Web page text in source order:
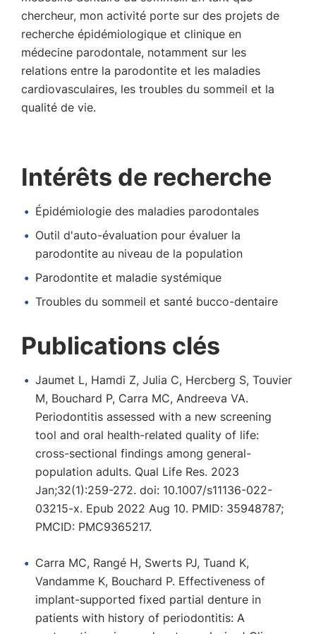
chercheur, mon activité porte sur des projets de
recherche épidémiologique et clinique en
médecine parodontale, notamment sur les
relations entre la parodontite et les maladies
cardiovasculaires, les troubles du sommeil et la
qualité de vie.
Intérêts de recherche
Épidémiologie des maladies parodontales
Outil d'auto-évaluation pour évaluer la
parodontite au niveau de la population
Parodontite et maladie systémique
Troubles du sommeil et santé bucco-dentaire
Publications clés
Jaumet L, Hamdi Z, Julia C, Hercberg S, Touvier
M, Bouchard P, Carra MC, Andreeva VA.
Periodontitis assessed with a new screening
tool and oral health-related quality of life:
cross-sectional findings among general-
population adults. Qual Life Res. 2023
Jan;32(1):259-272. doi: 10.1007/s11136-022-
03215-x. Epub 2022 Aug 10. PMID: 35948787;
PMCID: PMC9365217.
Carra MC, Rangé H, Swerts PJ, Tuand K,
Vandamme K, Bouchard P. Effectiveness of
implant-supported fixed partial denture in
patients with history of periodontitis: A